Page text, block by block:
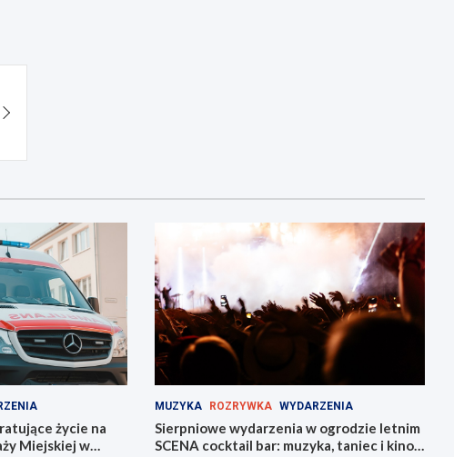
życie na
Miejskiej w
MUZYKA ROZRYWKA WYDARZENIA
Sierpniowe wydarzenia w ogrodzie letnim
SCENA cocktail bar: muzyka, taniec i kino